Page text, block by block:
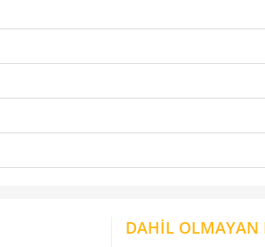
DAHİL OLMAYAN